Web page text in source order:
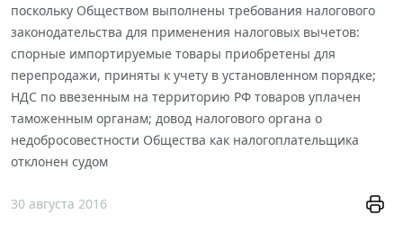
поскольку Обществом выполнены требования налогового
законодательства для применения налоговых вычетов:
спорные импортируемые товары приобретены для
перепродажи, приняты к учету в установленном порядке;
НДС по ввезенным на территорию РФ товаров уплачен
таможенным органам; довод налогового органа о
недобросовестности Общества как налогоплательщика
отклонен судом
30 августа 2016